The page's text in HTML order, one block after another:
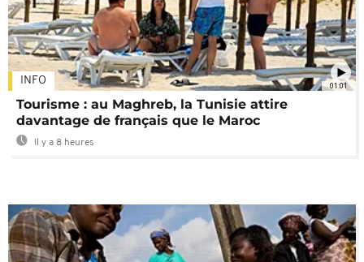
01:01
INFO
Tourisme : au Maghreb, la Tunisie attire
davantage de français que le Maroc
Il y a 8 heures